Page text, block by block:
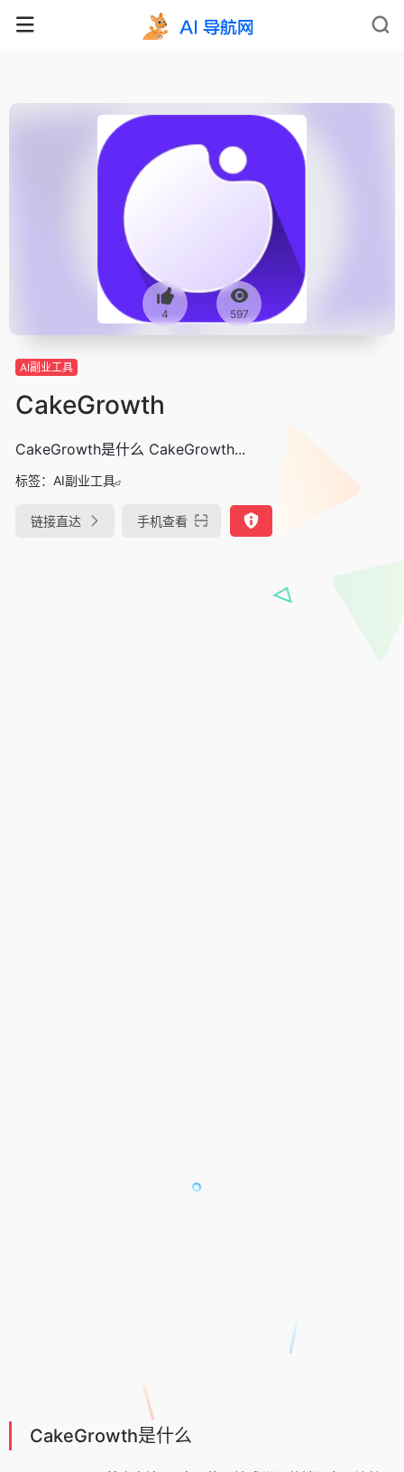
4 597
AI副业工具
CakeGrowth
CakeGrowth是什么 CakeGrowth...
标签： AI副业工具
链接直达 手机查看
CakeGrowth是什么